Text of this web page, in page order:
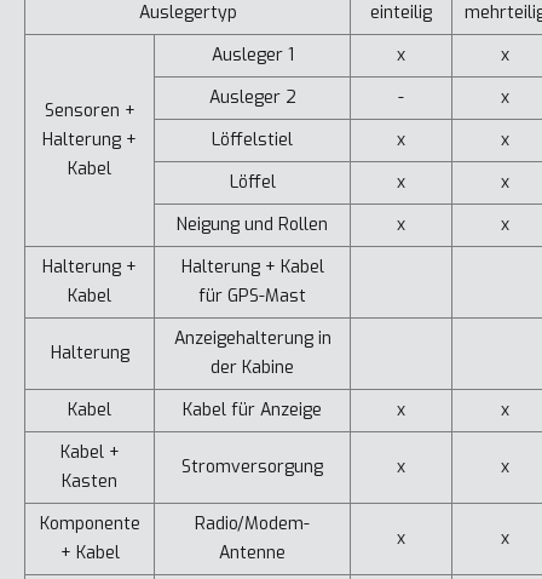
Auslegertyp einteilig
Sensoren +
Halterung +
Kabel
Ausleger 1 x
x
Ausleger 2
-
x
Löffelstiel
x
x
Löffel
x
x
Neigung und Rollen
x
x
Halterung +
Kabel
Halterung + Kabel
für GPS-Mast
Halterung
Anzeigehalterung in
der Kabine
Kabel
Kabel für Anzeige x
x
Kabel +
Kasten
Stromversorgung x x
Komponente
+ Kabel
Radio/Modem-
Antenne
x x